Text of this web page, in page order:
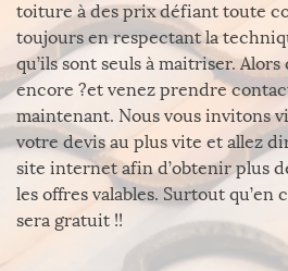
toiture à des prix défiant toute
toujours en respectant la
qu’ils sont seuls à maitriser.
encore ?et venez prendre
maintenant. Nous vous invitons
votre devis au plus vite et allez
site internet afin d’obtenir plus
les offres valables. Surtout qu’en
sera gratuit !!